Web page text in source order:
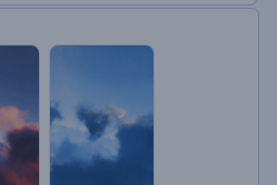
Diese Vorlage ist in drei
und Nacht. Wählen Sie
den dramatischsten Opener aller
Vorschau noch heute.